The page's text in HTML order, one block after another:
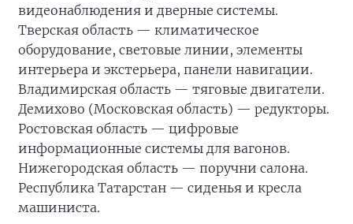
видеонаблюдения и дверные системы.
Тверская область — климатическое
оборудование, световые линии, элементы
интерьера и экстерьера, панели навигации.
Владимирская область — тяговые двигатели.
Демихово (Московская область) — редукторы.
Ростовская область — цифровые
информационные системы для вагонов.
Нижегородская область — поручни салона.
Республика Татарстан — сиденья и кресла
машиниста.